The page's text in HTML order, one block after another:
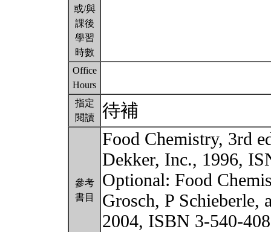
或/與
課後
學習
時數
Office
Hours
指定
閱讀
待補
參考
書目
Food Chemistry, 3rd
Dekker, Inc., 1996,
Optional: Food
Grosch, P Schieberle,
2004, ISBN 3-540-